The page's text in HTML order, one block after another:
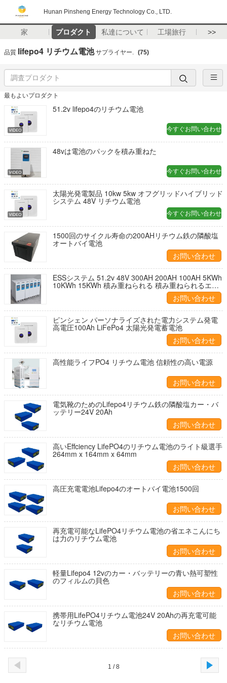
Hunan Pinsheng Energy Technology Co., LTD.
家 プロダクト 私達について 工場旅行 >>
品質 lifepo4 リチウム電池サプライヤー. (75)
最もよいプロダクト
51.2v lifepo4のリチウム電池
今すぐお問い合わせ
48vは電池のパックを積み重ねた
今すぐお問い合わせ
太陽光発電製品 10kw 5kw オフグリッドハイブリッド
システム 48V リチウム電池
今すぐお問い合わせ
1500回のサイクル寿命の200AHリチウム鉄の隣酸塩
オートバイ電池
お問い合わせ
ESSシステム 51.2v 48V 300AH 200AH 100AH 5KWh
10KWh 15KWh 積み重ねられる 積み重ねられるエネ
お問い合わせ
ピンシェン パーソナライズされた電力システム発電
高電圧100Ah LiFePo4 太陽光発電蓄電池
お問い合わせ
高性能ライフPO4 リチウム電池 信頼性の高い電源
お問い合わせ
電気靴のためのLifepo4リチウム鉄の隣酸塩カー・バ
ッテリー24V 20Ah
お問い合わせ
高いEffciency LifePO4のリチウム電池のライト級選手
264mm x 164mm x 64mm
お問い合わせ
高圧充電電池Lifepo4のオートバイ電池1500回
お問い合わせ
再充電可能なLifePO4リチウム電池の省エネこんにち
は力のリチウム電池
お問い合わせ
軽量Lifepo4 12vのカー・バッテリーの青い熱可塑性
のフィルムの貝色
お問い合わせ
携帯用LifePO4リチウム電池24V 20Ahの再充電可能
なリチウム電池
お問い合わせ
1 / 8